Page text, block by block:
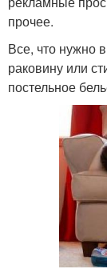
прочее.
Все, что нужно
раковину или
постельное